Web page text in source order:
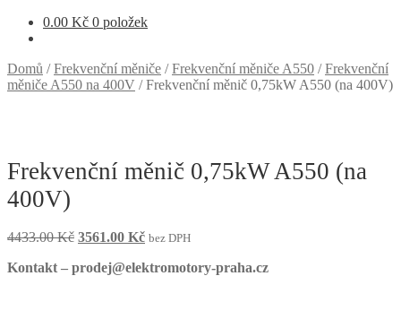
0.00 Kč 0 položek
Domů /Frekvenční měniče /Frekvenční měniče A550 /Frekvenční
měniče A550 na 400V /Frekvenční měnič 0,75kW A550 (na 400V)
Frekvenční měnič 0,75kW A550 (na
400V)
4433.00Kč Původní
byla:
3561.00 KčAktuální
je:
bez DPH
Kontakt – prodej@elektromotory-praha.cz